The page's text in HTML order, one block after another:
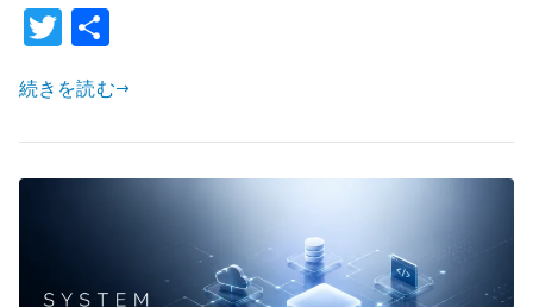
を
設
計
構
築
T
w
it
te
r
続きを読む